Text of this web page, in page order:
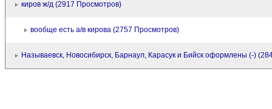
киров ж/д (2917 Просмотров)
вообще есть а/в кирова (2757 Просмотров)
Называевск, Новосибирск, Барнаул, Карасук и Бийск оформлены (-)